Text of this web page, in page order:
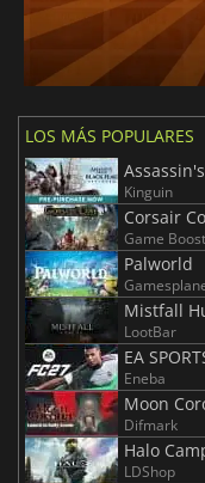
LOS MÁS POPULARES
Kinguin
Corsair
Game Boost
Palworld
Mistfall
LootBar
EA
Eneba
Moon
Difmark
Halo
LDShop